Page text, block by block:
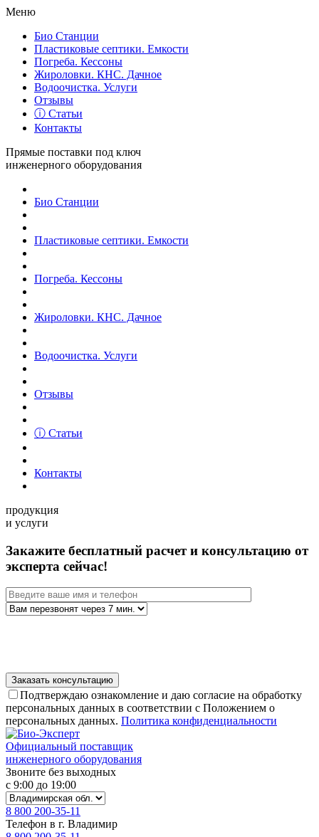
Меню
Био Станции
Пластиковые септики. Емкости
Погреба. Кессоны
Жироловки. КНС. Дачное
Водоочистка. Услуги
Отзывы
ⓘ Статьи
Контакты
Прямые поставки под ключ
инженерного оборудования
Био Станции
Пластиковые септики. Емкости
Погреба. Кессоны
Жироловки. КНС. Дачное
Водоочистка. Услуги
Отзывы
ⓘ Статьи
Контакты
продукция
и услуги
Закажите бесплатный расчет и консультацию от
эксперта сейчас!
Подтверждаю ознакомление и даю согласие на обработку
персональных данных в соответствии с Положением о
персональных данных. Политика конфиденциальности
Официальный поставщик
инженерного оборудования
Звоните без выходных
с 9:00 до 19:00
8 800 200-35-11
Телефон в г. Владимир